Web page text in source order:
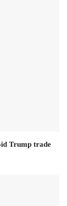
Trump trade